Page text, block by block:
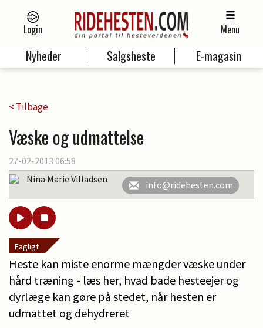
Login Menu
Nyheder Salgsheste E-magasin
< Tilbage
Væske og udmattelse
27-02-2013 06:58
Nina Marie Villadsen
info@ridehesten.com
Fagligt
Heste kan miste enorme mængder væske under
hård træning - læs her, hvad bade hesteejer og
dyrlæge kan gøre på stedet, når hesten er
udmattet og dehydreret